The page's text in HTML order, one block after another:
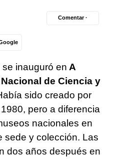
Comentar ·
inauguró en A
de Ciencia y
sido creado por
pero a diferencia
nacionales en
sede y colección. Las
dos años después en